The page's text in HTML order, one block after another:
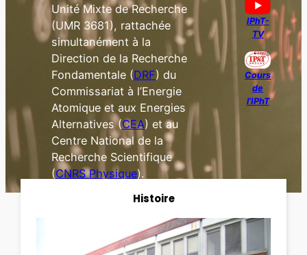
Unité Mixte de Recherche
(UMR 3681), rattachée
simultanément à la
Direction de la Recherche
Fondamentale (DRF) du
Commissariat à l’Energie
Atomique et aux Energies
Alternatives (CEA) et au
Centre National de la
Recherche Scientifique
(CNRS Physique).
IPhT-
TV
Cours
de
l’IPhT
Histoire